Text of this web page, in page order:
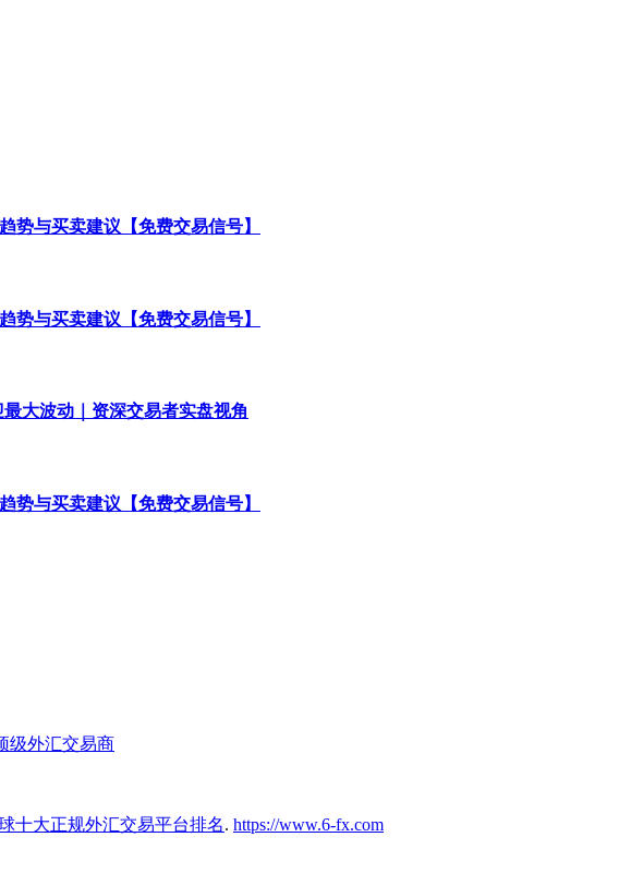
势与买卖建议【免费交易信号】
势与买卖建议【免费交易信号】
大波动｜资深交易者实盘视角
势与买卖建议【免费交易信号】
级外汇交易商
十大正规外汇交易平台排名. https://www.6-fx.com